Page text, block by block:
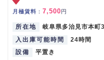
月極賃料 ： 7,500円
所在地
岐阜県多治見市本町
入出庫可能時間
24時間
設備
平置き